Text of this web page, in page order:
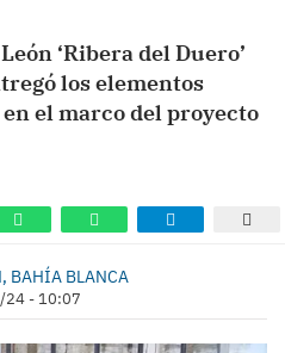
‘Ribera del Duero’
los elementos
el marco del proyecto
BAHÍA BLANCA
- 10:07